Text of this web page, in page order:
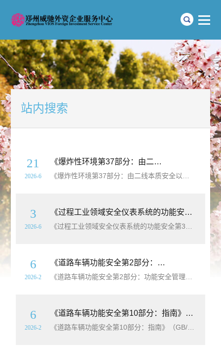
站内搜索
21
2026-6
《爆炸性环境第37部分：由二线本质安全以太网
概念（
3
2026-6
《过程工业领域安全仪表系统的功能安全第3部分：确定要求的安全完整性等级的指南》（GB/T21109.3-2026）【高清无水印PDF版下载】
6
2026-2
《道路车辆功能安全第2部分：功能安全管理》（GB/T34590.2-2022）【高清无水印PDF版下载】
6
2026-2
《道路车辆功能安全第10部分：指南》（GB/T34590.10-2022）【高清无水印PDF版下载】